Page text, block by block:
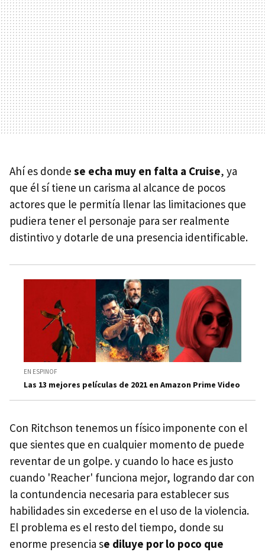
Ahí es donde se echa muy en falta a Cruise, ya
que él sí tiene un carisma al alcance de pocos
actores que le permitía llenar las limitaciones que
pudiera tener el personaje para ser realmente
distintivo y dotarle de una presencia identificable.
EN ESPINOF
Las 13 mejores películas de 2021 en Amazon Prime Video
Con Ritchson tenemos un físico imponente con el
que sientes que en cualquier momento de puede
reventar de un golpe. y cuando lo hace es justo
cuando 'Reacher' funciona mejor, logrando dar con
la contundencia necesaria para establecer sus
habilidades sin excederse en el uso de la violencia.
El problema es el resto del tiempo, donde su
enorme presencia se diluye por lo poco que